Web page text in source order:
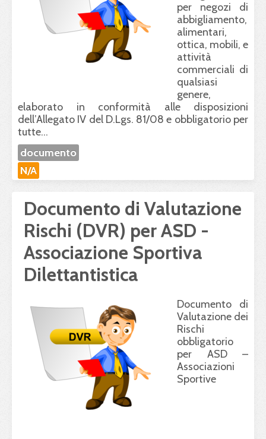
per negozi di
abbigliamento,
alimentari,
ottica, mobili, e
attività
commerciali di
qualsiasi
genere,
elaborato in conformità alle disposizioni
dell’Allegato IV del D.Lgs. 81/08 e obbligatorio per
tutte...
documento
N/A
Documento di Valutazione
Rischi (DVR) per ASD -
Associazione Sportiva
Dilettantistica
Documento di
Valutazione dei
Rischi
obbligatorio
per ASD–
Associazioni
Sportive